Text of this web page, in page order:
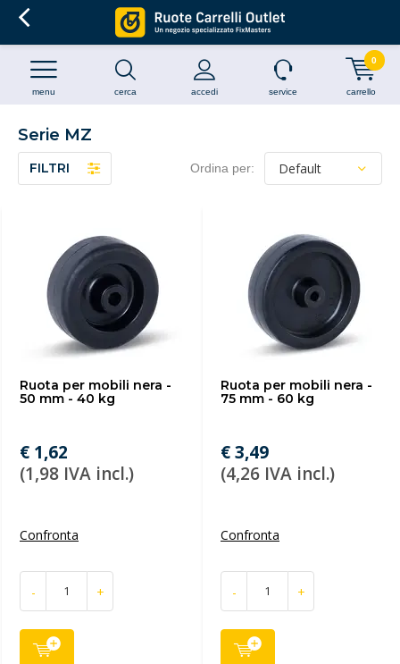
cerca accedi
menu service carrello
0
Serie MZ
FILTRI Ordina per:
Ruota per mobili nera -
50 mm - 40 kg
€ 1,62
(1,98 IVA incl.)
Confronta
- +
Ruota per mobili nera -
75 mm - 60 kg
€ 3,49
(4,26 IVA incl.)
Confronta
- +